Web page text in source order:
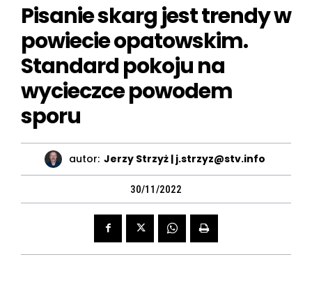
Pisanie skarg jest trendy w
powiecie opatowskim.
Standard pokoju na
wycieczce powodem
sporu
autor: Jerzy Strzyż | j.strzyz@stv.info
30/11/2022